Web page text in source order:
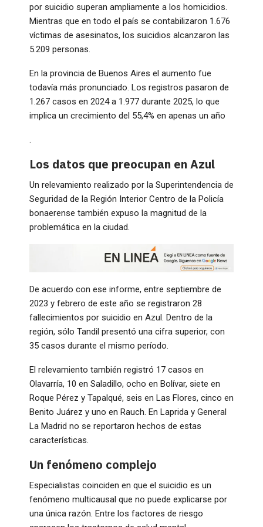
por suicidio superan ampliamente a los homicidios.
Mientras que en todo el país se contabilizaron 1.676
víctimas de asesinatos, los suicidios alcanzaron las
5.209 personas.
En la provincia de Buenos Aires el aumento fue
todavía más pronunciado. Los registros pasaron de
1.267 casos en 2024 a 1.977 durante 2025, lo que
implica un crecimiento del 55,4% en apenas un año
.
Los datos que preocupan en Azul
Un relevamiento realizado por la Superintendencia de
Seguridad de la Región Interior Centro de la Policía
bonaerense también expuso la magnitud de la
problemática en la ciudad.
De acuerdo con ese informe, entre septiembre de
2023 y febrero de este año se registraron 28
fallecimientos por suicidio en Azul. Dentro de la
región, sólo Tandil presentó una cifra superior, con
35 casos durante el mismo período.
El relevamiento también registró 17 casos en
Olavarría, 10 en Saladillo, ocho en Bolívar, siete en
Roque Pérez y Tapalqué, seis en Las Flores, cinco en
Benito Juárez y uno en Rauch. En Laprida y General
La Madrid no se reportaron hechos de estas
características.
Un fenómeno complejo
Especialistas coinciden en que el suicidio es un
fenómeno multicausal que no puede explicarse por
una única razón. Entre los factores de riesgo